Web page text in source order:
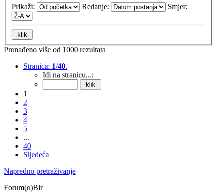
Prikaži: Redanje: Smjer:
Pronađeno više od 1000 rezultata
Stranica: 1/40.
Idi na stranicu...:
1
2
3
4
5
...
40
Sljedeća
Napredno pretraživanje
Forum(o)Bir